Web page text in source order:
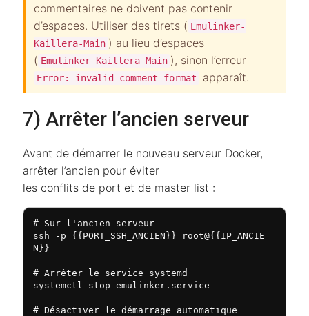
commentaires ne doivent pas contenir
d’espaces. Utiliser des tirets ( Emulinker-
Kaillera-Main ) au lieu d’espaces
( Emulinker Kaillera Main ), sinon l’erreur
Error: invalid comment format apparaît.
7) Arrêter l’ancien serveur
Avant de démarrer le nouveau serveur Docker,
arrêter l’ancien pour éviter
les conflits de port et de master list :
# Sur l'ancien serveur
ssh -p {{PORT_SSH_ANCIEN}} root@{{IP_ANCIE
N}}
# Arrêter le service systemd
systemctl stop emulinker.service
# Désactiver le démarrage automatique